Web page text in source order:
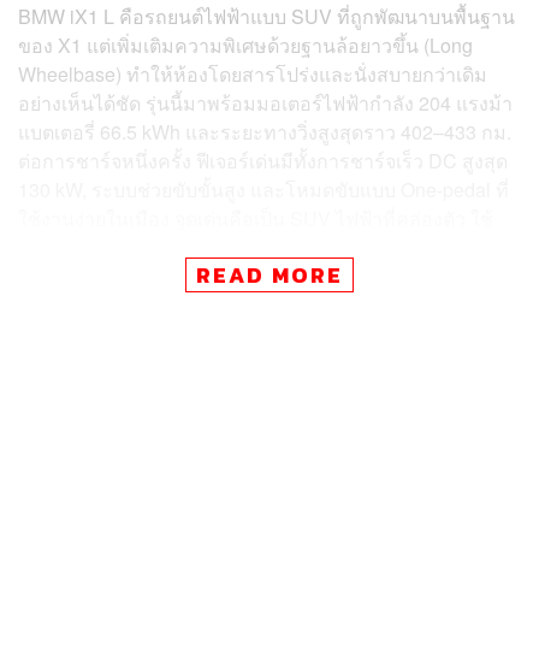
BMW iX1 L คือรถยนต์ไฟฟ้าแบบ SUV ที่ถูกพัฒนาบนพื้นฐาน
ของ X1 แต่เพิ่มเติมความพิเศษด้วยฐานล้อยาวขึ้น (Long
Wheelbase) ทำให้ห้องโดยสารโปร่งและนั่งสบายกว่าเดิม
อย่างเห็นได้ชัด รุ่นนี้มาพร้อมมอเตอร์ไฟฟ้ากำลัง 204 แรงม้า
แบตเตอรี่ 66.5 kWh และระยะทางวิ่งสูงสุดราว 402–433 กม.
จังหวัดบ้าง เหมาะกับครอบครัวขนาดเล็กที่อยากได้รถ
READ MORE